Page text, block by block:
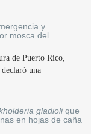
y
mosca del
de Puerto Rico,
una
gladiolique
en hojas de caña